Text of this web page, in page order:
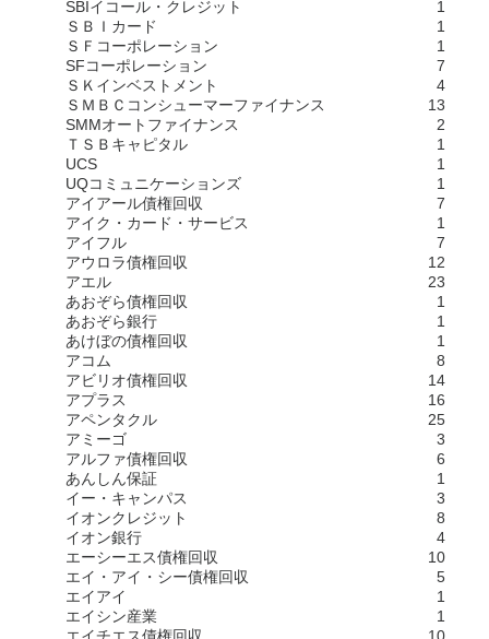
SBIイコール・クレジット
1
ＳＢＩカード
1
ＳＦコーポレーション
1
SFコーポレーション
7
ＳＫインベストメント
4
ＳＭＢＣコンシューマーファイナンス
13
SMMオートファイナンス
2
ＴＳＢキャピタル
1
UCS
1
UQコミュニケーションズ
1
アイアール債権回収
7
アイク・カード・サービス
1
アイフル
7
アウロラ債権回収
12
アエル
23
あおぞら債権回収
1
あおぞら銀行
1
あけぼの債権回収
1
アコム
8
アビリオ債権回収
14
アプラス
16
アペンタクル
25
アミーゴ
3
アルファ債権回収
6
あんしん保証
1
イー・キャンパス
3
イオンクレジット
8
イオン銀行
4
エーシーエス債権回収
10
エイ・アイ・シー債権回収
5
エイアイ
1
エイシン産業
1
エイチエス債権回収
10